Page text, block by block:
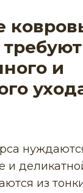
и
и
из